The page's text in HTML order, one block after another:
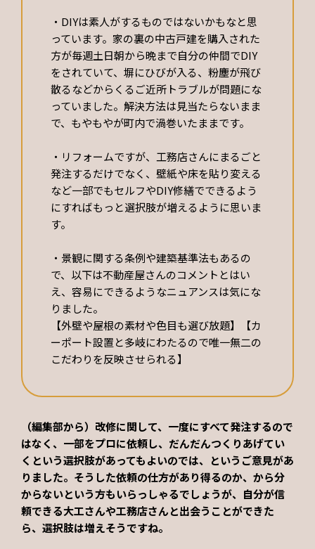
・DIYは素人がするものではないかもなと思
っています。家の裏の中古戸建を購入された
方が毎週土日朝から晩まで自分の仲間でDIY
をされていて、塀にひびが入る、粉塵が飛び
散るなどからくるご近所トラブルが問題にな
っていました。解決方法は見当たらないまま
で、もやもやが町内で渦巻いたままです。
・リフォームですが、工務店さんにまるごと
発注するだけでなく、壁紙や床を貼り変える
など一部でもセルフやDIY修繕でできるよう
にすればもっと選択肢が増えるように思いま
す。
・景観に関する条例や建築基準法もあるの
で、以下は不動産屋さんのコメントとはい
え、容易にできるようなニュアンスは気にな
りました。
【外壁や屋根の素材や色目も選び放題】【カ
ーポート設置と多岐にわたるので唯一無二の
こだわりを反映させられる】
（編集部から）改修に関して、一度にすべて発注するので
はなく、一部をプロに依頼し、だんだんつくりあげてい
くという選択肢があってもよいのでは、というご意見があ
りました。そうした依頼の仕方があり得るのか、から分
からないという方もいらっしゃるでしょうが、自分が信
頼できる大工さんや工務店さんと出会うことができた
ら、選択肢は増えそうですね。